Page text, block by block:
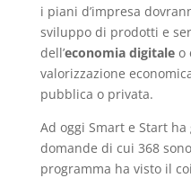
i piani d’impresa
sviluppo di prodotti e
dell’economia digitaleo
valorizzazione
pubblica o privata.
Ad oggi Smart e Start
domande di cui 368
programma ha visto il